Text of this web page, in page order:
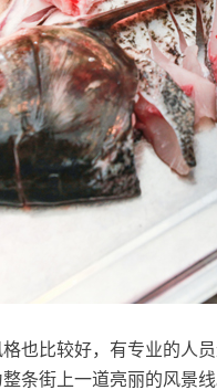
比较好，有专业的人员
条街上一道亮丽的风景